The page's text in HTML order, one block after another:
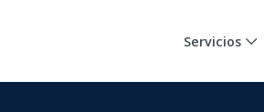
Servicios